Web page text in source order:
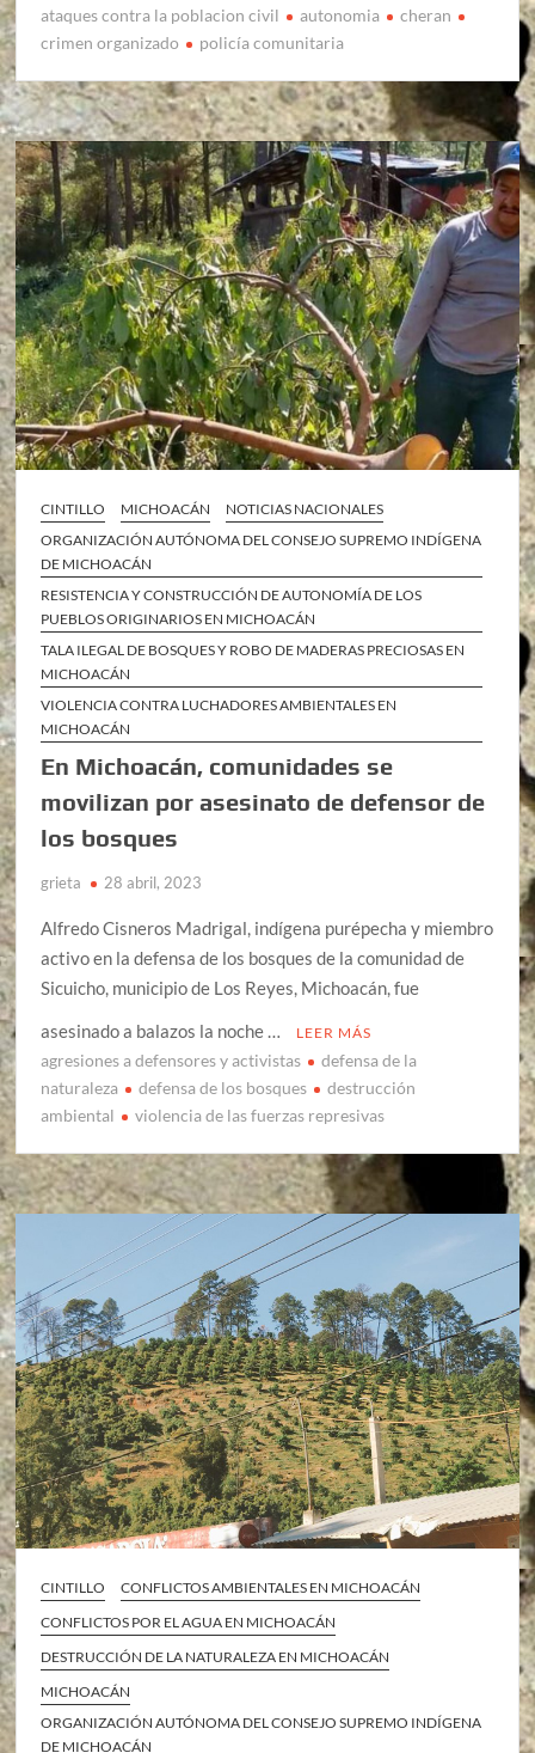
ataques contra la poblacion civil autonomia
cheran
crimen organizado
policía comunitaria
CINTILLO MICHOACÁN
NOTICIAS NACIONALES
ORGANIZACIÓN AUTÓNOMA DEL CONSEJO SUPREMO INDÍGENA
DE MICHOACÁN
RESISTENCIA Y CONSTRUCCIÓN DE AUTONOMÍA DE LOS
PUEBLOS ORIGINARIOS EN MICHOACÁN
TALA ILEGAL DE BOSQUES Y ROBO DE MADERAS PRECIOSAS EN
MICHOACÁN
VIOLENCIA CONTRA LUCHADORES AMBIENTALES EN
MICHOACÁN
En Michoacán, comunidades se
movilizan por asesinato de defensor de
los bosques
grieta 28 abril, 2023
Alfredo Cisneros Madrigal, indígena purépecha y miembro
activo en la defensa de los bosques de la comunidad de
Sicuicho, municipio de Los Reyes, Michoacán, fue
asesinado a balazos la noche …
LEER MÁS
agresiones a defensores y activistas
defensa de la
naturaleza
defensa de los bosques
destrucción
ambiental
violencia de las fuerzas represivas
CINTILLO
CONFLICTOS AMBIENTALES EN MICHOACÁN
CONFLICTOS POR EL AGUA EN MICHOACÁN
DESTRUCCIÓN DE LA NATURALEZA EN MICHOACÁN
MICHOACÁN
ORGANIZACIÓN AUTÓNOMA DEL CONSEJO SUPREMO INDÍGENA
DE MICHOACÁN